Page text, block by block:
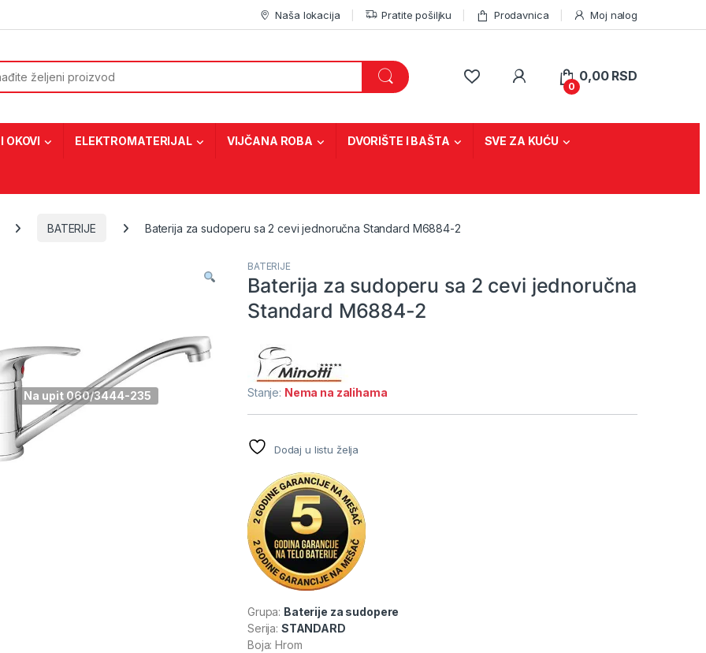
Naša lokacija Pratite pošiljku Prodavnica Moj nalog
0
0,00 RSD
OKOVI ELEKTROMATERIJAL VIJČANA ROBA DVORIŠTE I BAŠTA SVE ZA KUĆU
BATERIJE Baterija za sudoperu sa 2 cevi jednoručna Standard M6884-2
Na upit 060/3444-235
BATERIJE
Baterija za sudoperu sa 2 cevi jednoručna
Standard M6884-2
Stanje: Nema na zalihama
Dodaj u listu želja
Grupa: Baterije za sudopere
Serija: STANDARD
Boja: Hrom